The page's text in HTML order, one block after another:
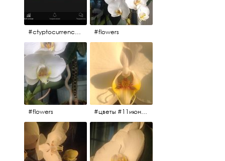
#ctyptocurrency #btc #eth #flowers
#flowers #цветы #11июня2017 #5утра #белыеночи